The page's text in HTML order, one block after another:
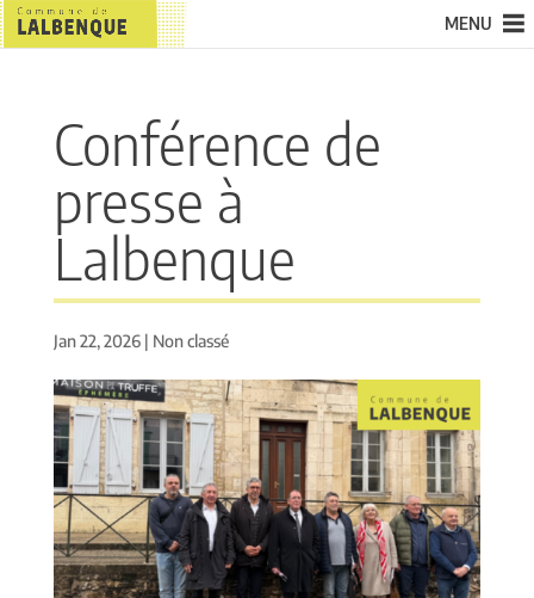
MENU
Conférence de
presse à
Lalbenque
Jan 22, 2026| Non classé